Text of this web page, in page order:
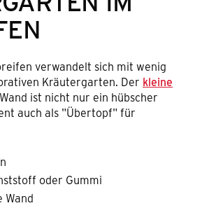
verwandelt sich mit wenig
Kräutergarten. Der kleine
ist nicht nur ein hübscher
auch als "Übertopf" für
oder Gummi
Wand